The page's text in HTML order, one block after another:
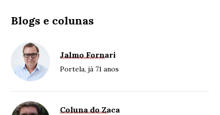
Blogs e colunas
Jalmo Fornari
Portela, já 71 anos
Coluna do Zaca